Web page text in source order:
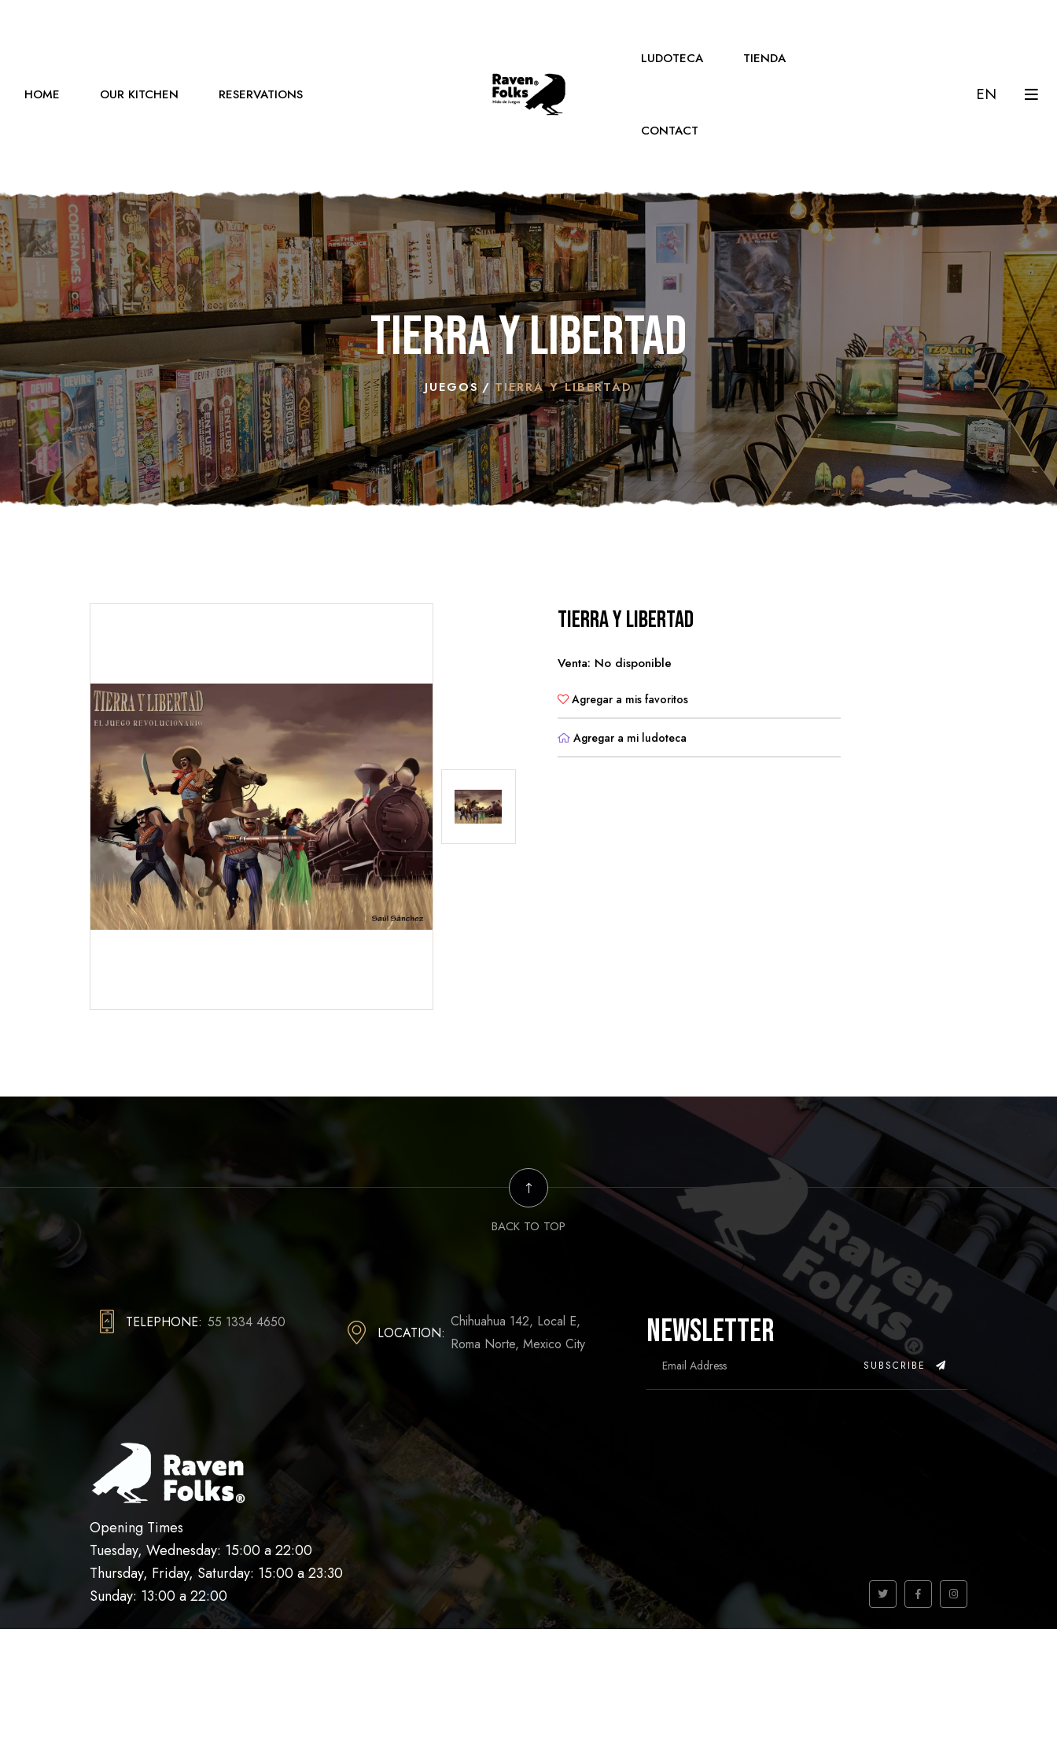
HOME OUR KITCHEN RESERVATIONS
LUDOTECA TIENDA
CONTACT
EN
Tierra y Libertad
JUEGOS TIERRA Y LIBERTAD
Tierra y Libertad
Venta: No disponible
Agregar a mis favoritos
Agregar a mi ludoteca
BACK TO TOP
TELEPHONE: 55 1334 4650
LOCATION:
Chihuahua 142, Local E,
Roma Norte, Mexico City
Newsletter
SUBSCRIBE
Opening Times
Tuesday, Wednesday: 15:00 a 22:00
Thursday, Friday, Saturday: 15:00 a 23:30
Sunday: 13:00 a 22:00